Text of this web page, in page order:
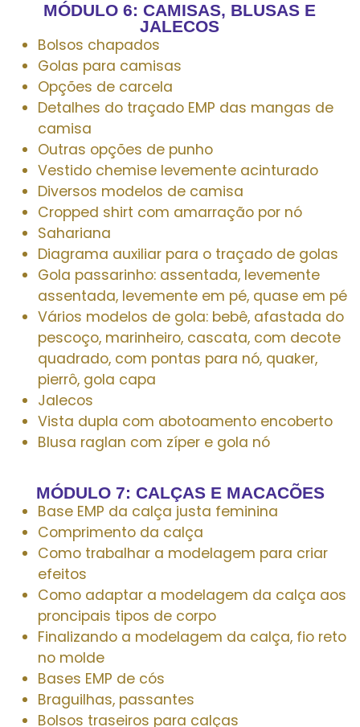
MÓDULO 6: CAMISAS, BLUSAS E
JALECOS
Bolsos chapados
Golas para camisas
Opções de carcela
Detalhes do traçado EMP das mangas de
camisa
Outras opções de punho
Vestido chemise levemente acinturado
Diversos modelos de camisa
Cropped shirt com amarração por nó
Sahariana
Diagrama auxiliar para o traçado de golas
Gola passarinho: assentada, levemente
assentada, levemente em pé, quase em pé
Vários modelos de gola: bebê, afastada do
pescoço, marinheiro, cascata, com decote
quadrado, com pontas para nó, quaker,
pierrô, gola capa
Jalecos
Vista dupla com abotoamento encoberto
Blusa raglan com zíper e gola nó
MÓDULO 7: CALÇAS E MACACÕES
Base EMP da calça justa feminina
Comprimento da calça
Como trabalhar a modelagem para criar
efeitos
Como adaptar a modelagem da calça aos
proncipais tipos de corpo
Finalizando a modelagem da calça, fio reto
no molde
Bases EMP de cós
Braguilhas, passantes
Bolsos traseiros para calças